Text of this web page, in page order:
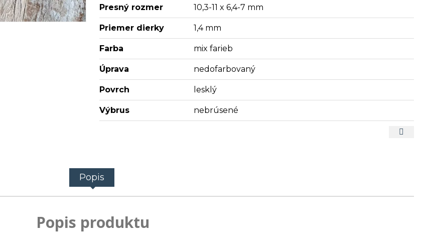
Presný rozmer 10,3-11 x 6,4-7 mm
Priemer dierky 1,4 mm
Farba mix farieb
Úprava nedofarbovaný
Povrch lesklý
Výbrus nebrúsené
Popis
Popis produktu